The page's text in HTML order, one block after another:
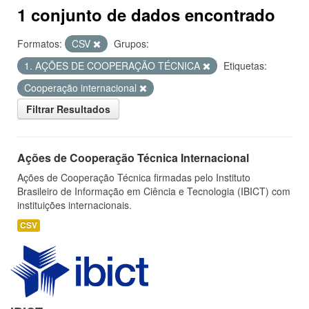
1 conjunto de dados encontrado
Formatos: CSV
Grupos:
1. AÇÕES DE COOPERAÇÃO TÉCNICA
Etiquetas:
Cooperação internacional
Filtrar Resultados
Ações de Cooperação Técnica Internacional
Ações de Cooperação Técnica firmadas pelo Instituto
Brasileiro de Informação em Ciência e Tecnologia (IBICT) com
instituições internacionais.
CSV